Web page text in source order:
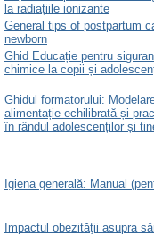
la radiațiile ionizante
General tips of postpartum
newborn
Ghid Educație pentru
chimice la copii și
Ghidul formatorului:
alimentație echilibrată și
în rândul adolescenților și
Igiena generală: Manual
Impactul obezităţii asupra